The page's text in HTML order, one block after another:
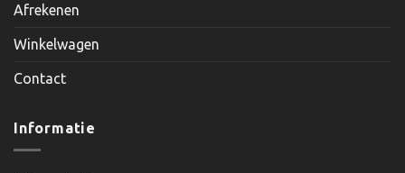
Afrekenen
Winkelwagen
Contact
Informatie